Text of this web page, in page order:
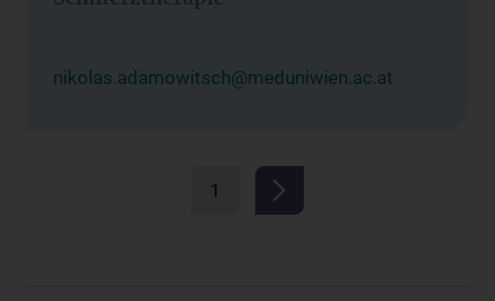
nikolas.adamowitsch@meduniwien.ac.at
1